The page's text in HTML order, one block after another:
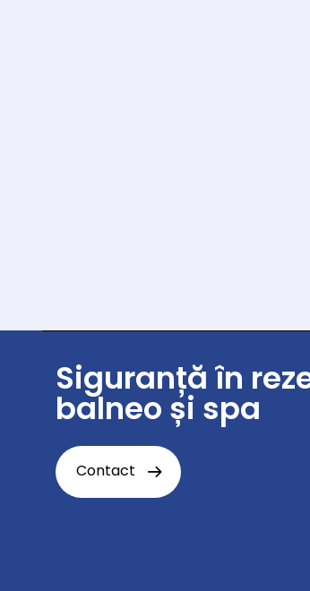
Siguranță în
balneo și spa
Contact